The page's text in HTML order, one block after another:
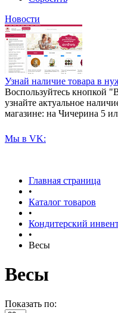
Новости
Узнай наличие товара в
Воспользуйтесь кнопкой
узнайте актуальное
магазине: на Чичерина 5
Мы в VK:
Главная страница
•
Каталог товаров
•
Кондитерский
•
Весы
Весы
Показать по: